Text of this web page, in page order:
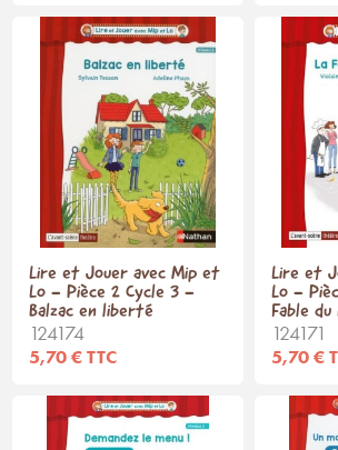
Lire et Jouer avec Mip et
Lo - Pièce 2 Cycle 3 -
Balzac en liberté
124174
5,70 € TTC
Lire et
Lo -
Fable du
124171
5,70 €